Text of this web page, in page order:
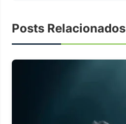
Posts Relacionados